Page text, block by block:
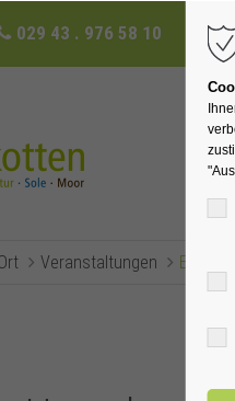
029 43 . 976 58 10
Veranstaltungen